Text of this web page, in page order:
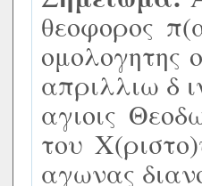
θεοφορος
ομολογητης
απριλλιω δ
αγιοις
του
αγωνας